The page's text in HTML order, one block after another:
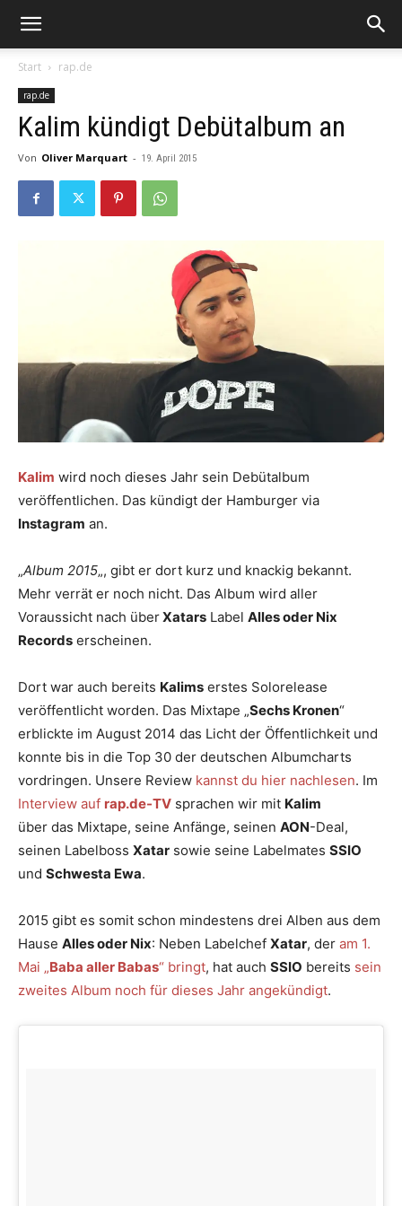
Start rap.de
rap.de
Kalim kündigt Debütalbum an
Von Oliver Marquart - 19. April 2015
Kalim wird noch dieses Jahr sein Debütalbum
veröffentlichen. Das kündigt der Hamburger via
Instagram an.
„Album 2015„, gibt er dort kurz und knackig bekannt.
Mehr verrät er noch nicht. Das Album wird aller
Voraussicht nach überXatars Label Alles oder Nix
Records erscheinen.
Dort war auch bereits Kalims erstes Solorelease
veröffentlicht worden. Das Mixtape „Sechs Kronen“
erblickte im August 2014 das Licht der Öffentlichkeit und
konnte bis in die Top 30 der deutschen Albumcharts
vordringen. Unsere Review kannst du hier nachlesen. Im
Interview auf rap.de-TV sprachen wir mit Kalim
über das Mixtape, seine Anfänge, seinen AON-Deal,
seinen Labelboss Xatar sowie seine Labelmates SSIO
und Schwesta Ewa.
2015 gibt es somit schon mindestens drei Alben aus dem
Hause Alles oder Nix: Neben Labelchef Xatar, der am 1.
Mai „Baba aller Babas“ bringt, hat auch SSIO bereits sein
zweites Album noch für dieses Jahr angekündigt.